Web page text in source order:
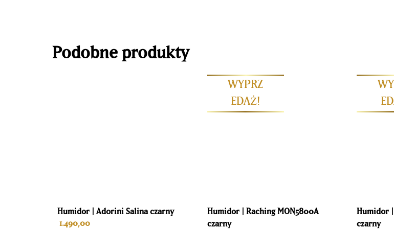
ekskluzywnych win i cygar w profesjonalny sposób. Są to unikalne i luksusowe szafki do
Podobne produkty
Humidor | Adorini Salina czarny
1.490,00
Humidor | Raching MON5800A
czarny
Humidor |
czarny